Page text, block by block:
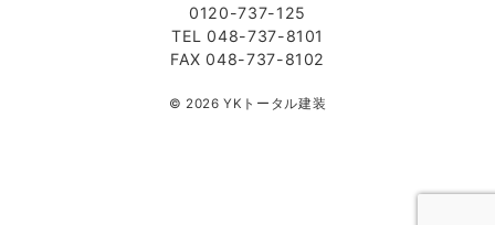
0120-737-125
TEL 048-737-8101
FAX 048-737-8102
© 2026YKトータル建装